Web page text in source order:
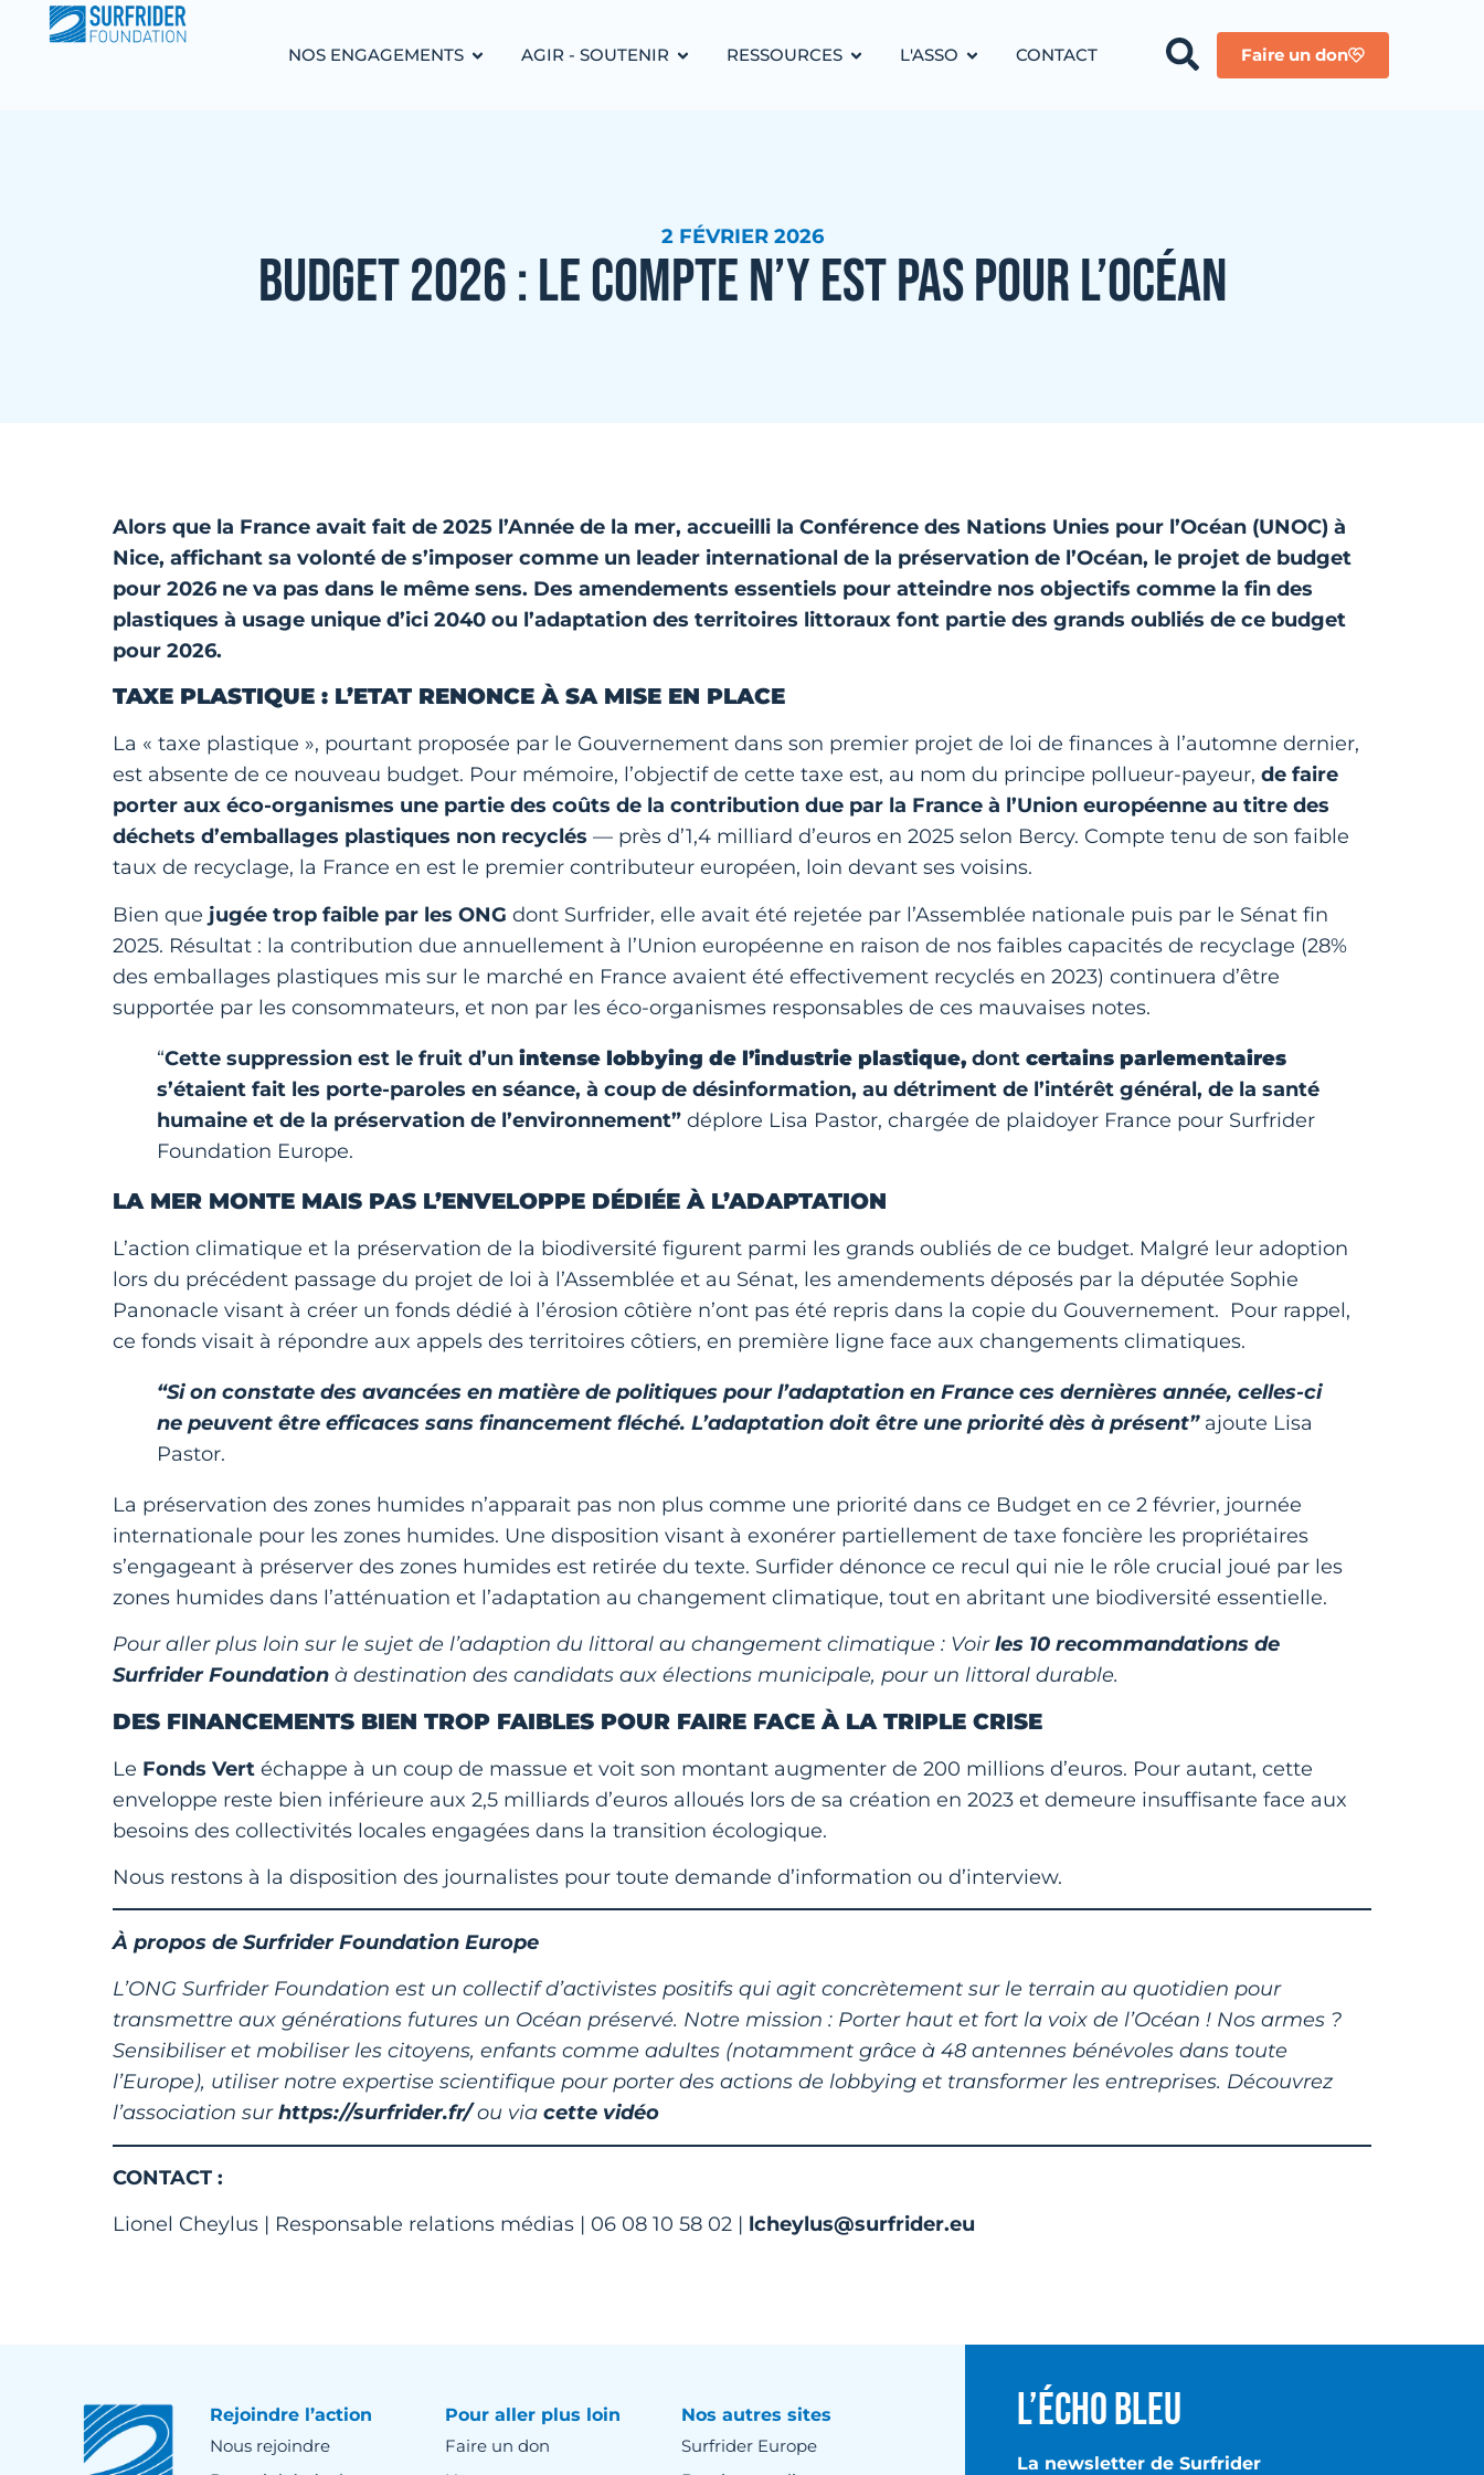
NOS ENGAGEMENTS AGIR - SOUTENIR RESSOURCES L'ASSO CONTACT Faire un don
2 FÉVRIER 2026
BUDGET 2026 : LE COMPTE N’Y EST PAS POUR L’OCÉAN
Alors que la France avait fait de 2025 l’Année de la mer, accueilli la Conférence des Nations Unies pour l’Océan (UNOC) à
Nice, affichant sa volonté de s’imposer comme un leader international de la préservation de l’Océan, le projet de budget
pour 2026 ne va pas dans le même sens. Des amendements essentiels pour atteindre nos objectifs comme la fin des
plastiques à usage unique d’ici 2040 ou l’adaptation des territoires littoraux font partie des grands oubliés de ce budget
pour 2026.
TAXE PLASTIQUE : L’ETAT RENONCE À SA MISE EN PLACE
La « taxe plastique », pourtant proposée par le Gouvernement dans son premier projet de loi de finances à l’automne dernier,
est absente de ce nouveau budget. Pour mémoire, l’objectif de cette taxe est, au nom du principe pollueur-payeur, de faire
porter aux éco-organismes une partie des coûts de la contribution due par la France à l’Union européenne au titre des
déchets d’emballages plastiques non recyclés — près d’1,4 milliard d’euros en 2025 selon Bercy. Compte tenu de son faible
taux de recyclage, la France en est le premier contributeur européen, loin devant ses voisins.
Bien que jugée trop faible par les ONG dont Surfrider, elle avait été rejetée par l’Assemblée nationale puis par le Sénat fin
2025. Résultat : la contribution due annuellement à l’Union européenne en raison de nos faibles capacités de recyclage (28%
des emballages plastiques mis sur le marché en France avaient été effectivement recyclés en 2023) continuera d’être
supportée par les consommateurs, et non par les éco-organismes responsables de ces mauvaises notes.
“Cette suppression est le fruit d’un intense lobbying de l’industrie plastique, dont certains parlementaires
s’étaient fait les porte-paroles en séance, à coup de désinformation, au détriment de l’intérêt général, de la santé
humaine et de la préservation de l’environnement” déplore Lisa Pastor, chargée de plaidoyer France pour Surfrider
Foundation Europe.
LA MER MONTE MAIS PAS L’ENVELOPPE DÉDIÉE À L’ADAPTATION
L’action climatique et la préservation de la biodiversité figurent parmi les grands oubliés de ce budget. Malgré leur adoption
lors du précédent passage du projet de loi à l’Assemblée et au Sénat, les amendements déposés par la députée Sophie
Panonacle visant à créer un fonds dédié à l’érosion côtière n’ont pas été repris dans la copie du Gouvernement. Pour rappel,
ce fonds visait à répondre aux appels des territoires côtiers, en première ligne face aux changements climatiques.
“Si on constate des avancées en matière de politiques pour l’adaptation en France ces dernières année, celles-ci
ne peuvent être efficaces sans financement fléché. L’adaptation doit être une priorité dès à présent”ajoute Lisa
Pastor.
La préservation des zones humides n’apparait pas non plus comme une priorité dans ce Budget en ce 2 février, journée
internationale pour les zones humides. Une disposition visant à exonérer partiellement de taxe foncière les propriétaires
s’engageant à préserver des zones humides est retirée du texte. Surfider dénonce ce recul qui nie le rôle crucial joué par les
zones humides dans l’atténuation et l’adaptation au changement climatique, tout en abritant une biodiversité essentielle.
Pour aller plus loin sur le sujet de l’adaption du littoral au changement climatique : Voirles 10 recommandations de
Surfrider Foundation à destination des candidats aux élections municipale, pour un littoral durable.
DES FINANCEMENTS BIEN TROP FAIBLES POUR FAIRE FACE À LA TRIPLE CRISE
Le Fonds Vert échappe à un coup de massue et voit son montant augmenter de 200 millions d’euros. Pour autant, cette
enveloppe reste bien inférieure aux 2,5 milliards d’euros alloués lors de sa création en 2023 et demeure insuffisante face aux
besoins des collectivités locales engagées dans la transition écologique.
Nous restons à la disposition des journalistes pour toute demande d’information ou d’interview.
À propos de Surfrider Foundation Europe
L’ONG Surfrider Foundation est un collectif d’activistes positifs qui agit concrètement sur le terrain au quotidien pour
transmettre aux générations futures un Océan préservé. Notre mission : Porter haut et fort la voix de l’Océan ! Nos armes ?
Sensibiliser et mobiliser les citoyens, enfants comme adultes (notamment grâce à 48 antennes bénévoles dans toute
l’Europe), utiliser notre expertise scientifique pour porter des actions de lobbying et transformer les entreprises. Découvrez
l’association surhttps://surfrider.fr/ ou via cette vidéo
CONTACT :
Lionel Cheylus | Responsable relations médias | 06 08 10 58 02 | lcheylus@surfrider.eu
Rejoindre l’action
Nous rejoindre
Pour aller plus loin
Faire un don
Nos autres sites
Surfrider Europe
L’écho Bleu
La newsletter de Surfrider